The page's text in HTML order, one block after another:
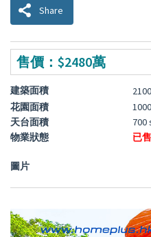
Share
售價：$2480萬
建築面積
花園面積
天台面積
700
物業狀態
已
圖片